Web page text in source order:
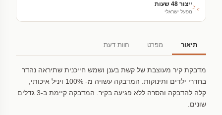
ייצור 48 שעות
מפעל ישראלי
תיאור מפרט חוות דעת
מדבקת קיר מעוצבת של קשת בענן ושמש חייכנית שתיראה נהדר
בחדרי ילדים ותינוקות. המדבקה עשויה מ- 100% ויניל איכותי,
קלה להדבקה והסרה ללא פגיעה בקיר. המדבקה קיימת ב-3 גדלים
שונים.